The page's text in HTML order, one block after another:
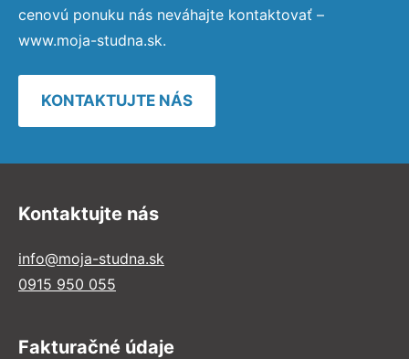
cenovú ponuku nás neváhajte kontaktovať –
www.moja-studna.sk.
KONTAKTUJTE NÁS
Kontaktujte nás
info@moja-studna.sk
0915 950 055
Fakturačné údaje